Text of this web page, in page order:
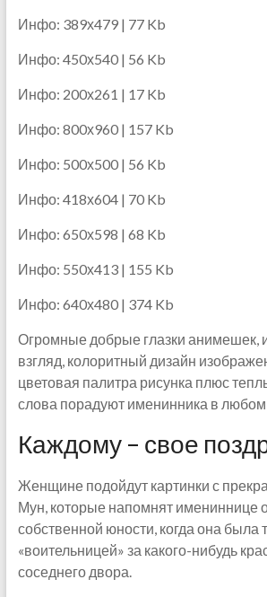
Инфо: 389х479 | 77 Kb
Инфо: 450х540 | 56 Kb
Инфо: 200х261 | 17 Kb
Инфо: 800х960 | 157 Kb
Инфо: 500х500 | 56 Kb
Инфо: 418х604 | 70 Kb
Инфо: 650х598 | 68 Kb
Инфо: 550х413 | 155 Kb
Инфо: 640х480 | 374 Kb
Огромные добрые глазки анимешек,
взгляд, колоритный дизайн
цветовая палитра рисунка плюс
слова порадуют именинника в любом
Каждому – свое
Женщине подойдут картинки с
Мун, которые напомнят имениннице
собственной юности, когда она была
«воительницей» за какого-нибудь
соседнего двора.